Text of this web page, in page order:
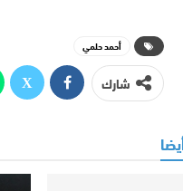
أحمد حلمي
شارك